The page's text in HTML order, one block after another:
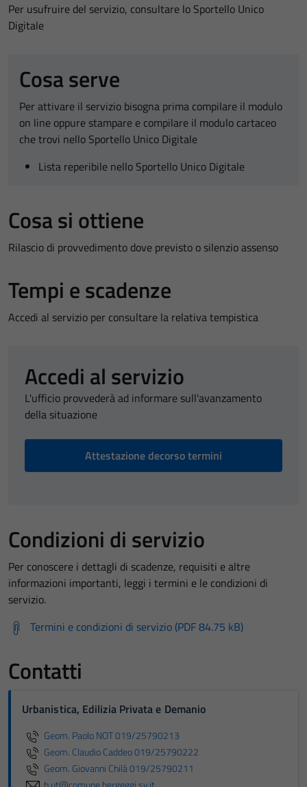
Per usufruire del servizio, consultare lo Sportello Unico
Digitale
Cosa serve
Per attivare il servizio bisogna prima compilare il modulo
on line oppure stampare e compilare il modulo cartaceo
che trovi nello Sportello Unico Digitale
Lista reperibile nello Sportello Unico Digitale
Cosa si ottiene
Rilascio di provvedimento dove previsto o silenzio assenso
Tempi e scadenze
Accedi al servizio per consultare la relativa tempistica
Accedi al servizio
L'ufficio provvederà ad informare sull'avanzamento
della situazione
Attestazione decorso termini
Condizioni di servizio
Per conoscere i dettagli di scadenze, requisiti e altre
informazioni importanti, leggi i termini e le condizioni di
servizio.
Termini e condizioni di servizio (PDF 84.75 kB)
Contatti
Urbanistica, Edilizia Privata e Demanio
Geom. Paolo NOT 019/25790213
Geom. Claudio Caddeo 019/25790222
Geom. Giovanni Chilà 019/25790211